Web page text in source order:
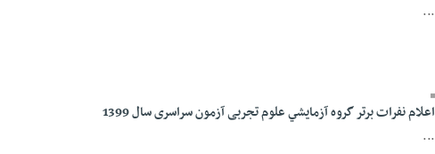
...
اعلام نفرات برتر گروه آزمايشي علوم تجربی آزمون سراسری سال 1399
...